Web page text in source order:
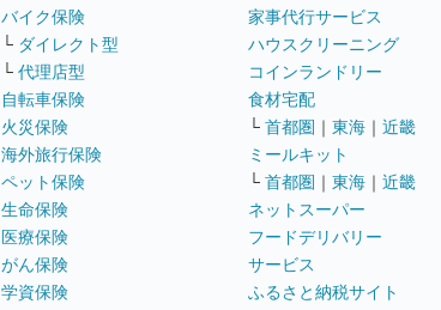
バイク保険
└ ダイレクト型
└ 代理店型
自転車保険
火災保険
海外旅行保険
ペット保険
生命保険
医療保険
がん保険
学資保険
家事代行サービス
ハウスクリーニング
コインランドリー
食材宅配
└ 首都圏 ｜ 東海 ｜ 近畿
ミールキット
└ 首都圏 ｜ 東海 ｜ 近畿
ネットスーパー
フードデリバリー
サービス
ふるさと納税サイト